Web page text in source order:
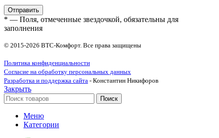
* — Поля, отмеченные звездочкой, обязательны для
заполнения
© 2015-2026 ВТС-Комфорт. Все права защищены
Политика конфиденциальности
Согласие на обработку персональных данных
Разработка и поддержка сайта - Константин Никифоров
Закрыть
Поиск
Меню
Категории